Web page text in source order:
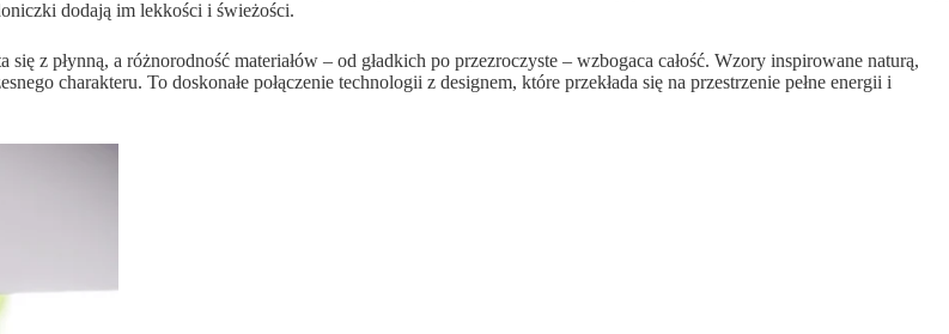
dodają im lekkości i świeżości.
z płynną, a różnorodność materiałów – od gładkich po przezroczyste – wzbogaca całość. Wzory inspirowane naturą,
charakteru. To doskonałe połączenie technologii z designem, które przekłada się na przestrzenie pełne energii i